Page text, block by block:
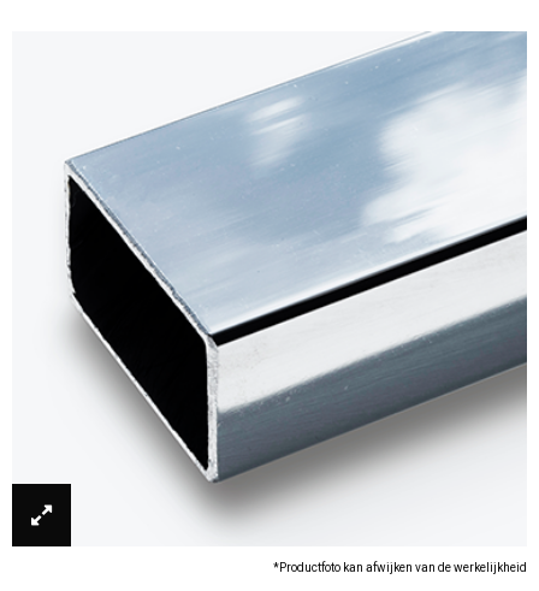
*Productfoto kan afwijken van de werkelijkheid